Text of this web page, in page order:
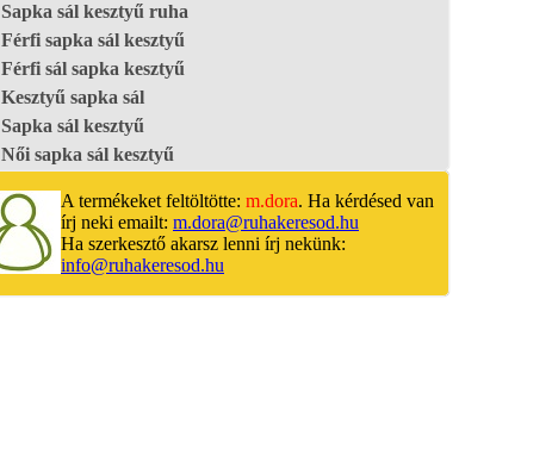
Sapka sál kesztyű ruha
Férfi sapka sál kesztyű
Férfi sál sapka kesztyű
Kesztyű sapka sál
Sapka sál kesztyű
Női sapka sál kesztyű
A termékeket feltöltötte: m.dora. Ha kérdésed van
írj neki emailt: m.dora@ruhakeresod.hu
Ha szerkesztő akarsz lenni írj nekünk:
info@ruhakeresod.hu